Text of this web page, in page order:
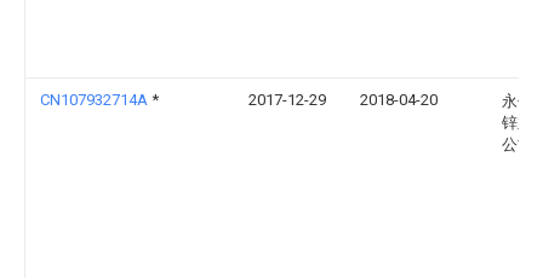
CN107932714A * 2017-12-29 2018-04-20
永仁
锌业
公司